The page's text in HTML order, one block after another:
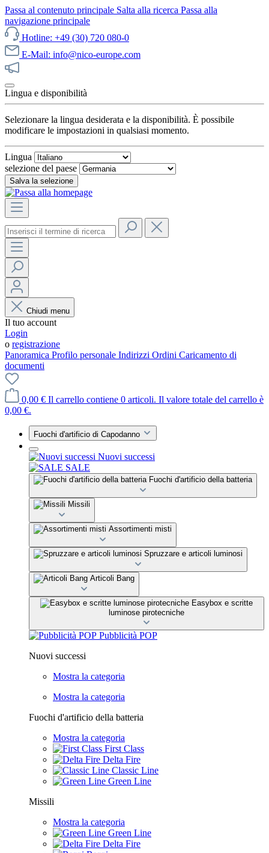
Passa al contenuto principale Salta alla ricerca Passa alla
navigazione principale
Hotline: +49 (30) 720 080-0
E-Mail: info@nico-europe.com
Lingua e disponibilità
Selezionare la lingua desiderata e la disponibilità. È possibile
modificare le impostazioni in qualsiasi momento.
Lingua
selezione del paese
Salva la selezione
Chiudi menu
Il tuo account
Login
o registrazione
Panoramica Profilo personale Indirizzi Ordini Caricamento di
documenti
0,00 € Il carrello contiene 0 articoli. Il valore totale del carrello è
0,00 €.
Fuochi d'artificio di Capodanno
Nuovi successi
SALE
Fuochi d'artificio della batteria
Missili
Assortimenti misti
Spruzzare e articoli luminosi
Articoli Bang
Easybox e scritte
luminose pirotecniche
Pubblicità POP
Nuovi successi
Mostra la categoria
Mostra la categoria
Fuochi d'artificio della batteria
Mostra la categoria
First Class
Delta Fire
Classic Line
Green Line
Missili
Mostra la categoria
Green Line
Delta Fire